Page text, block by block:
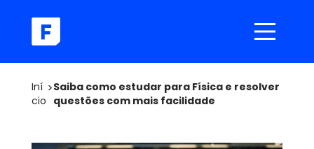
Iní
cio
>Saiba como estudar para Física e resolver
questões com mais facilidade